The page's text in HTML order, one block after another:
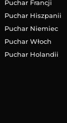
Puchar Francji
Puchar Hiszpanii
Puchar Niemiec
Puchar Włoch
Puchar Holandii